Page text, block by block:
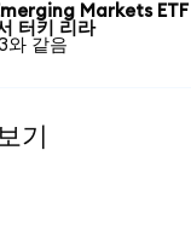
Markets ETF
터키 리라
와 같음
기